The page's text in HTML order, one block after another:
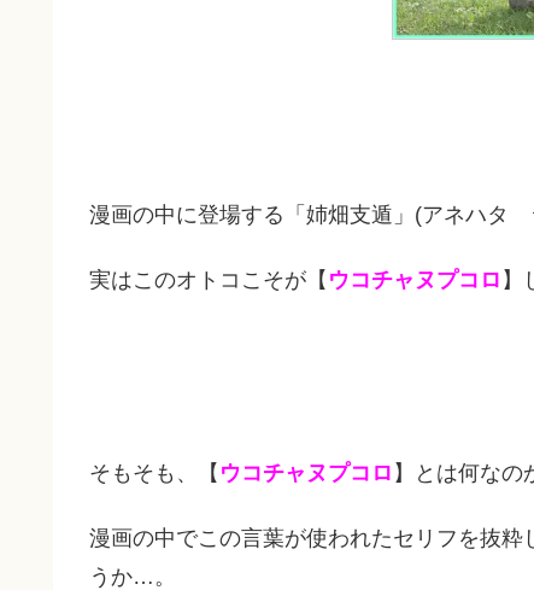
漫画の中に登場する「姉畑支遁」(アネハタ
実はこのオトコこそが【 ウコチャヌプコロ 】
そもそも、【 ウコチャヌプコロ 】とは何なの
漫画の中でこの言葉が使われたセリフを抜
うか…。